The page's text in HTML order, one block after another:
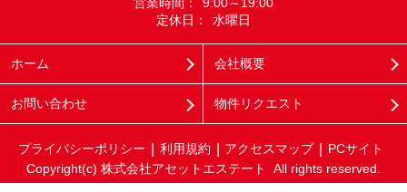
営業時間：
9:00～19:00
定休日：
水曜日
ホーム 会社概要
お問い合わせ 物件リクエスト
プライバシーポリシー 利用規約 アクセスマップ
PCサイト
Copyright(c) 株式会社アセットエステート All rights reserved.